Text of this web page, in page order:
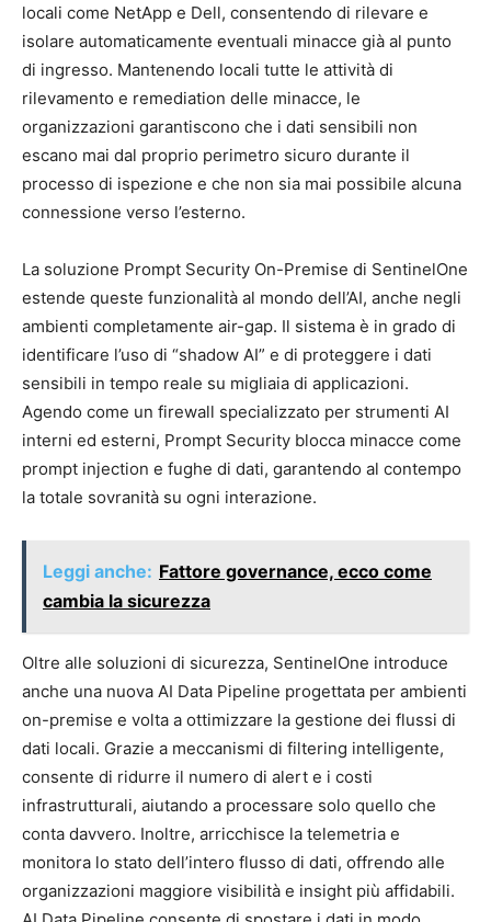
locali come NetApp e Dell, consentendo di rilevare e
isolare automaticamente eventuali minacce già al punto
di ingresso. Mantenendo locali tutte le attività di
rilevamento e remediation delle minacce, le
organizzazioni garantiscono che i dati sensibili non
escano mai dal proprio perimetro sicuro durante il
processo di ispezione e che non sia mai possibile alcuna
connessione verso l’esterno.
La soluzione Prompt Security On-Premise di SentinelOne
estende queste funzionalità al mondo dell’AI, anche negli
ambienti completamente air-gap. Il sistema è in grado di
identificare l’uso di “shadow AI” e di proteggere i dati
sensibili in tempo reale su migliaia di applicazioni.
Agendo come un firewall specializzato per strumenti AI
interni ed esterni, Prompt Security blocca minacce come
prompt injection e fughe di dati, garantendo al contempo
la totale sovranità su ogni interazione.
Leggi anche: Fattore governance, ecco come
cambia la sicurezza
Oltre alle soluzioni di sicurezza, SentinelOne introduce
anche una nuova AI Data Pipeline progettata per ambienti
on-premise e volta a ottimizzare la gestione dei flussi di
dati locali. Grazie a meccanismi di filtering intelligente,
consente di ridurre il numero di alert e i costi
infrastrutturali, aiutando a processare solo quello che
conta davvero. Inoltre, arricchisce la telemetria e
monitora lo stato dell’intero flusso di dati, offrendo alle
organizzazioni maggiore visibilità e insight più affidabili.